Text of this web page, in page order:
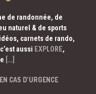
de randonnée, de
naturel & de sports
carnets de rando,
aussi EXPLORE,
[…]
CAS D’URGENCE